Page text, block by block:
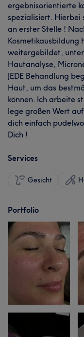
ergebnisorientierte
spezialisiert. Hierbei
an erster Stelle !
Kosmetikausbildung
weitergebildet,
Hautanalyse,
JEDE Behandlung
Haut, um das
können. Ich arbeite
lege großen Wert
dich einfach
Dich !
Services
Gesicht
Portfolio